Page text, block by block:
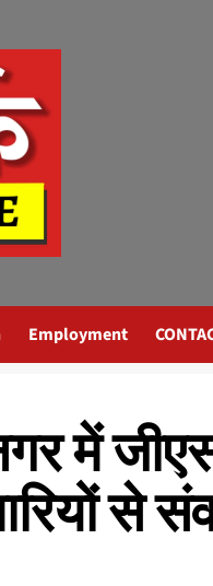
Employment
में
से